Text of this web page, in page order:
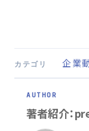
カテゴリ 企業
著者紹介：